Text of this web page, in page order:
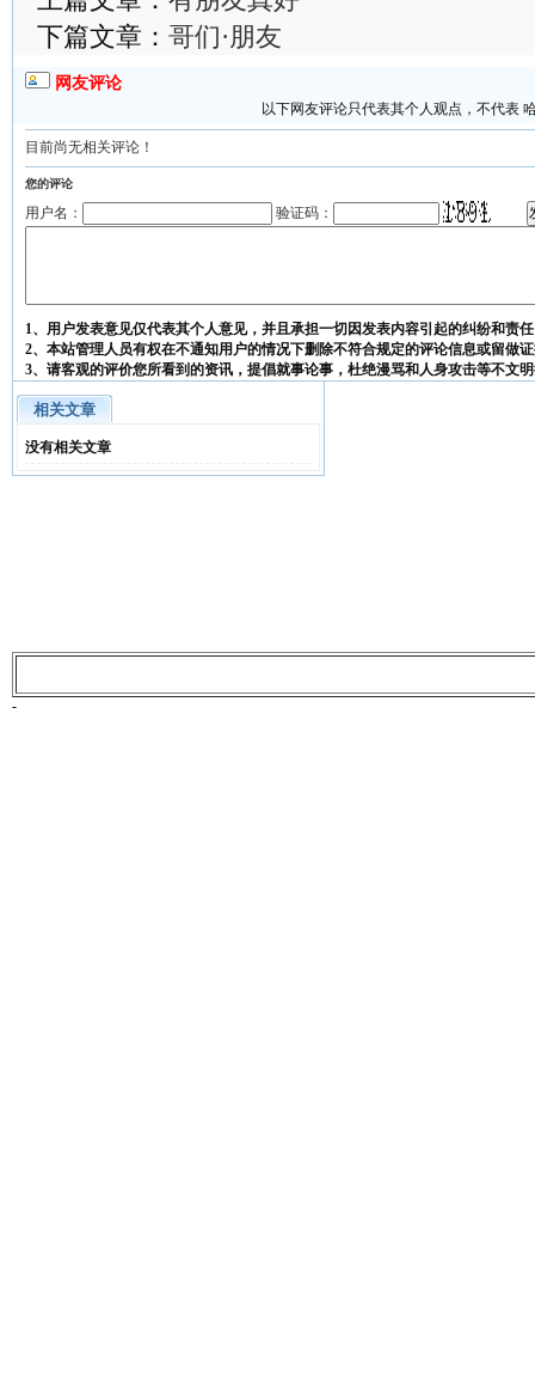
下篇文章： 哥们·朋友
网友评论
以下网友评论只代表其个人观点，不代表
目前尚无相关评论！
您的评论
用户名： 验证码：
1、用户发表意见仅代表其个人意见，并且承担一切因发表内容引起的纠纷和责
2、本站管理人员有权在不通知用户的情况下删除不符合规定的评论信息或留做
3、请客观的评价您所看到的资讯，提倡就事论事，杜绝漫骂和人身攻击等不文
相关文章
没有相关文章
-